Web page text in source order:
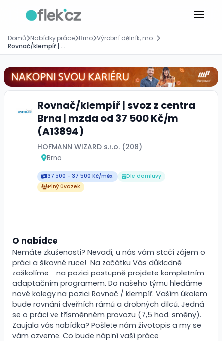
Domů Nabídky práce Brno
Výrobní dělník, montážník
️Rovnač/klempíř️ | svoz z centra Brna | mzda od 37 500 Kč/m (A13894)
️Rovnač/klempíř️ | svoz z centra
Brna | mzda od 37 500 Kč/m
(A13894)
HOFMANN WIZARD s.r.o. (208)
Brno
37 500 - 37 500 Kč/měs.
Dle domluvy
Plný úvazek
O nabídce
Nemáte zkušenosti? Nevadí, u nás vám stačí zájem o
práci a šikovné ruce! Na začátku Vás důkladně
zaškolíme - na pozici postupně projdete kompletním
adaptačním programem. Do našeho týmu hledáme
nové kolegy na pozici Rovnač / klempíř. Vaším úkolem
bude rovnání dveřních rámů a drobných dílců. Jedná
se o práci ve třísměnném provozu (7,5 hod. směny).
Zaujala vás nabídka? Pošlete nám životopis a my se
vám ozveme. Co bude náplní vaší práce